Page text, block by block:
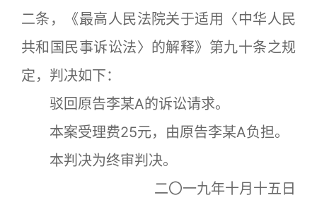
二条，《最高人民法院关于适用〈中华人民
共和国民事诉讼法〉的解释》第九十条之规
定，判决如下：
驳回原告李某A的诉讼请求。
本案受理费25元，由原告李某A负担。
本判决为终审判决。
二〇一九年十月十五日